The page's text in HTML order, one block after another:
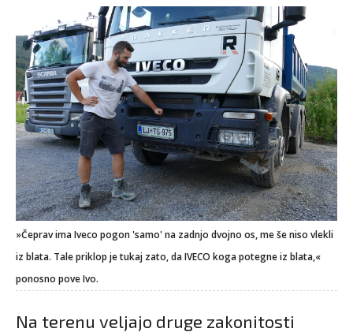
»Čeprav ima Iveco pogon 'samo' na zadnjo dvojno os, me še niso vlekli
iz blata. Tale priklop je tukaj zato, da IVECO koga potegne iz blata,«
ponosno pove Ivo.
Na terenu veljajo druge zakonitosti